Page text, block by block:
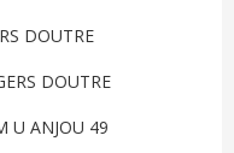
DOUTRE
DOUTRE
U ANJOU 49